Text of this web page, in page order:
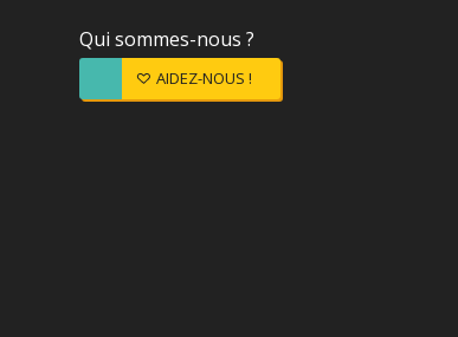
Qui sommes-nous ?
AIDEZ-NOUS !